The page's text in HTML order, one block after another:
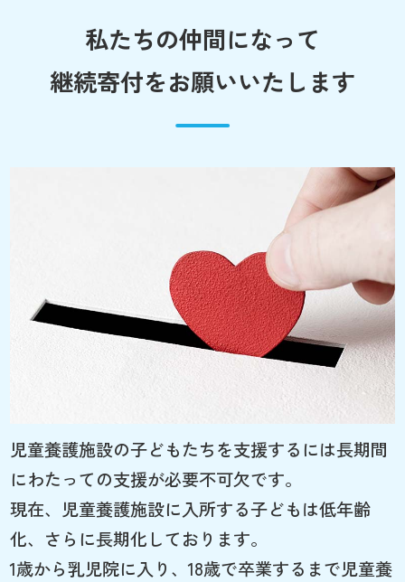
私たちの仲間になって
継続寄付をお願いいたします
児童養護施設の子どもたちを支援するには長期間
にわたっての支援が必要不可欠です。
現在、児童養護施設に入所する子どもは低年齢
化、さらに長期化しております。
1歳から乳児院に入り、18歳で卒業するまで児童養